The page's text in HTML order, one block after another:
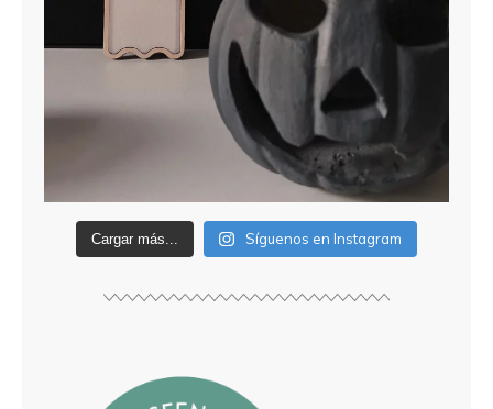
Cargar más... Síguenos en Instagram